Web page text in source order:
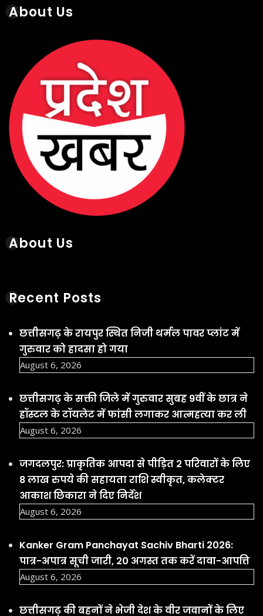
About Us
Recent Posts
छत्तीसगढ़ के रायपुर स्थित निजी थर्मल पावर प्लांट में
गुरुवार को हादसा हो गया
August 6, 2026
छत्तीसगढ़ के सक्ती जिले में गुरुवार सुबह 9वीं के छात्र ने
हॉस्टल के टॉयलेट में फांसी लगाकर आत्महत्या कर ली
आकाश छिकारा ने दिए निर्देश
August 6, 2026
Kanker Gram Panchayat Sachiv Bharti 2026:
पात्र-अपात्र सूची जारी, 20 अगस्त तक करें दावा-आपत्ति
August 6, 2026
छत्तीसगढ़ की बहनों ने भेजी देश के वीर जवानों के लिए
अनूठी राखी, बस्तर की माटी और स्नेह से सजी राखियां
कांकेर से हुईं रवाना |
Social Links Facebook
YouTube
Important Links